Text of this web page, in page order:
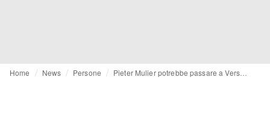
Home News Persone Pieter Mulier potrebbe passare a Versace?